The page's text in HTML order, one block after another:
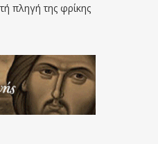
πληγή της φρίκης